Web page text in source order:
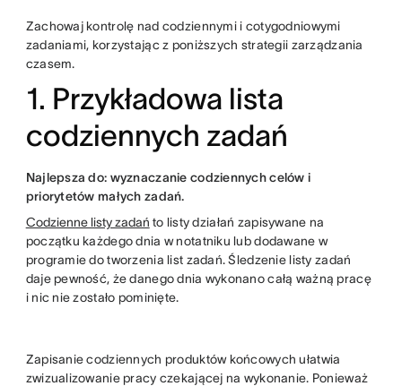
Zachowaj kontrolę nad codziennymi i cotygodniowymi
zadaniami, korzystając z poniższych strategii zarządzania
czasem.
1. Przykładowa lista
codziennych zadań
Najlepsza do: wyznaczanie codziennych celów i
priorytetów małych zadań.
Codzienne listy zadań to listy działań zapisywane na
początku każdego dnia w notatniku lub dodawane w
programie do tworzenia list zadań. Śledzenie listy zadań
daje pewność, że danego dnia wykonano całą ważną pracę
i nic nie zostało pominięte.
Zapisanie codziennych produktów końcowych ułatwia
zwizualizowanie pracy czekającej na wykonanie. Ponieważ